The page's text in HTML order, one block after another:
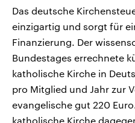
Das deutsche
einzigartig und sorgt für
Finanzierung. Der
Bundestages errechnete
katholische Kirche in
pro Mitglied und Jahr zur
evangelische gut 220
katholische Kirche